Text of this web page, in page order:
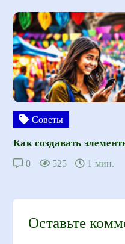
Советы
Как создавать
0 525 1 мин.
Оставьте